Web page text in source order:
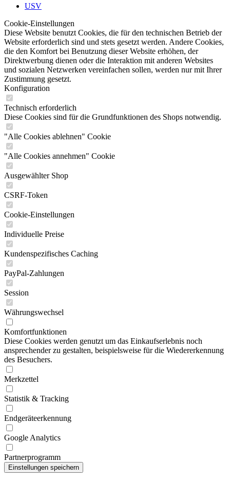
USV
Cookie-Einstellungen
Diese Website benutzt Cookies, die für den technischen Betrieb der
Website erforderlich sind und stets gesetzt werden. Andere Cookies,
die den Komfort bei Benutzung dieser Website erhöhen, der
Direktwerbung dienen oder die Interaktion mit anderen Websites
und sozialen Netzwerken vereinfachen sollen, werden nur mit Ihrer
Zustimmung gesetzt.
Konfiguration
Technisch erforderlich
Diese Cookies sind für die Grundfunktionen des Shops notwendig.
"Alle Cookies ablehnen" Cookie
"Alle Cookies annehmen" Cookie
Ausgewählter Shop
CSRF-Token
Cookie-Einstellungen
Individuelle Preise
Kundenspezifisches Caching
PayPal-Zahlungen
Session
Währungswechsel
Komfortfunktionen
Diese Cookies werden genutzt um das Einkaufserlebnis noch
ansprechender zu gestalten, beispielsweise für die Wiedererkennung
des Besuchers.
Merkzettel
Statistik & Tracking
Endgeräteerkennung
Google Analytics
Partnerprogramm